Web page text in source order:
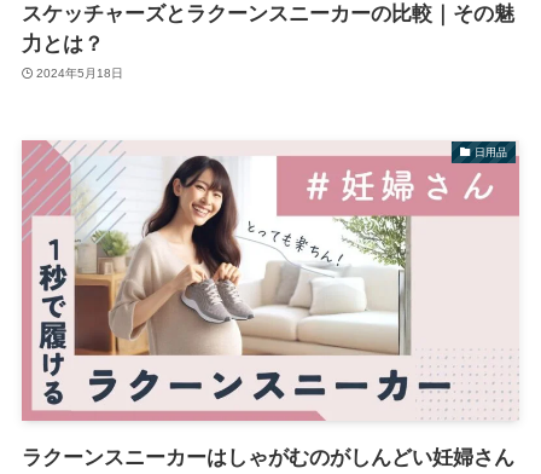
スケッチャーズとラクーンスニーカーの比較｜その魅
力とは？
2024年5月18日
日用品
ラクーンスニーカーはしゃがむのがしんどい妊婦さん